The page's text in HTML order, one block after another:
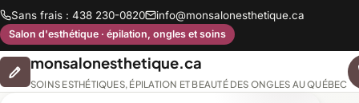
Sans frais : 438 230-0820 info@monsalonesthetique.ca
Salon d'esthétique · épilation, ongles et soins
monsalonesthetique.ca
SOINS ESTHÉTIQUES, ÉPILATION ET BEAUTÉ DES ONGLES AU QUÉBEC